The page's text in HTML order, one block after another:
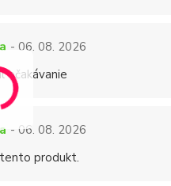
- 06. 08. 2026
očakávanie
- 06. 08. 2026
produkt.